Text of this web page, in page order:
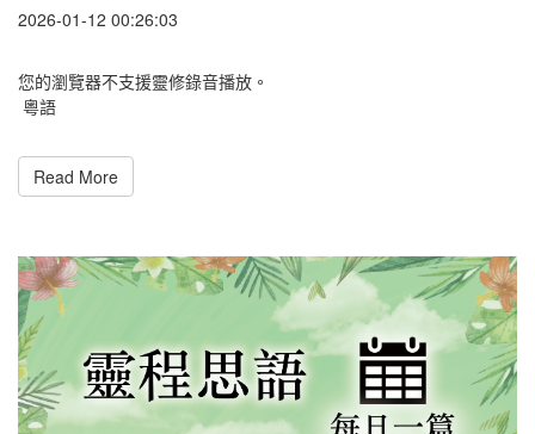
2026-01-12 00:26:03
您的瀏覽器不支援靈修錄音播放。
粵語
Read More